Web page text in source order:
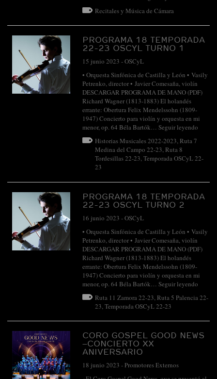
Recitales y Música de Cámara
PROGRAMA 18 TEMPORADA
22-23 OSCYL TURNO 1
15 junio 2023 -OSCyL
• Orquesta Sinfónica de Castilla y León • Vasily
Petrenko, director • Javier Comesaña, violín
DESCARGAR PROGRAMA DE MANO (PDF)
Richard Wagner (1813-1883) El holandés
errante: Obertura Felix Mendelssohn (1809-
1947) Concierto para violín y orquesta en mi
menor, op. 64 Béla Bartók… Seguir leyendo
Historias Musicales 2022-2023,Ruta 7
Medina del Campo 22-23,Ruta 8
Tordesillas 22-23,Temporada OSCyL 22-
23
PROGRAMA 18 TEMPORADA
22-23 OSCYL TURNO 2
16 junio 2023 -OSCyL
• Orquesta Sinfónica de Castilla y León • Vasily
Petrenko, director • Javier Comesaña, violín
DESCARGAR PROGRAMA DE MANO (PDF)
Richard Wagner (1813-1883) El holandés
errante: Obertura Felix Mendelssohn (1809-
1947) Concierto para violín y orquesta en mi
menor, op. 64 Béla Bartók… Seguir leyendo
Ruta 11 Zamora 22-23, Ruta 5 Palencia 22-
23, Temporada OSCyL 22-23
CORO GOSPEL GOOD NEWS
–CONCIERTO XX
ANIVERSARIO
18 junio 2023 -Promotores Externos